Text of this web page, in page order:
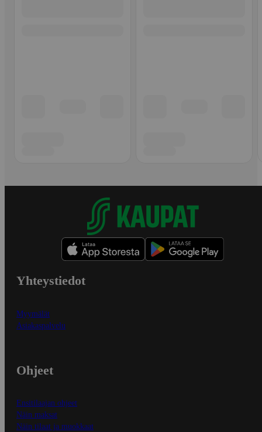
Yhteystiedot
Myymälät
Asiakaspalvelu
Ohjeet
Ensitilaajan ohjeet
Näin maksat
Näin tilaat ja muokkaat